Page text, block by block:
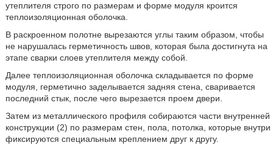
утеплителя строго по размерам и форме модуля кроится
теплоизоляционная оболочка.
В раскроенном полотне вырезаются углы таким образом, чтобы
не нарушалась герметичность швов, которая была достигнута на
этапе сварки слоев утеплителя между собой.
Далее теплоизоляционная оболочка складывается по форме
модуля, герметично заделывается задняя стена, сваривается
последний стык, после чего вырезается проем двери.
Затем из металлического профиля собираются части внутренней
конструкции (2) по размерам стен, пола, потолка, которые внутри
фиксируются специальным креплением друг к другу.